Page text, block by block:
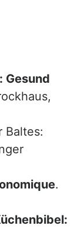
Gesund
Baltes:
.